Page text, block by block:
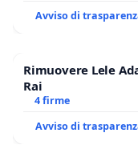
Avviso di
Rimuovere Lele
Rai
4 firme
Avviso di